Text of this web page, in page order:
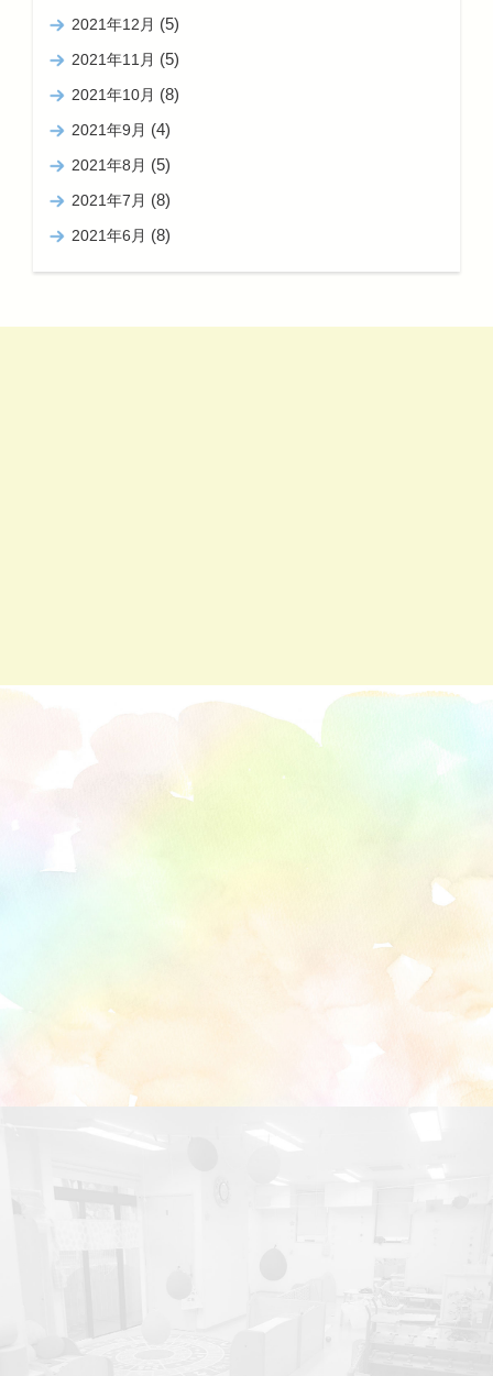
2021年12月 (5)
2021年11月 (5)
2021年10月 (8)
2021年9月 (4)
2021年8月 (5)
2021年7月 (8)
2021年6月 (8)